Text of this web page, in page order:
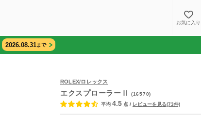
中古販売について
お気に入り
2026.08.31まで
ROLEX/ロレックス
エクスプローラーⅡ
(16570)
平均 4.5 点 / レビューを見る(73件)